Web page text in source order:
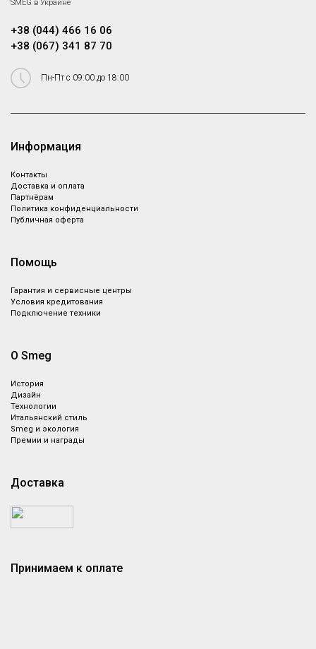
SMEG в Украине
+38 (044) 466 16 06
+38 (067) 341 87 70
Пн-Пт с 09:00 до 18:00
Информация
Контакты
Доставка и оплата
Партнёрам
Политика конфиденциальности
Публичная оферта
Помощь
Гарантия и сервисные центры
Условия кредитования
Подключение техники
О Smeg
История
Дизайн
Технологии
Итальянский стиль
Smeg и экология
Премии и награды
Доставка
Принимаем к оплате